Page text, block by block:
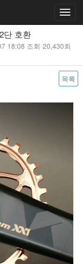
단 호환
18:08 조회 20,430회
목록